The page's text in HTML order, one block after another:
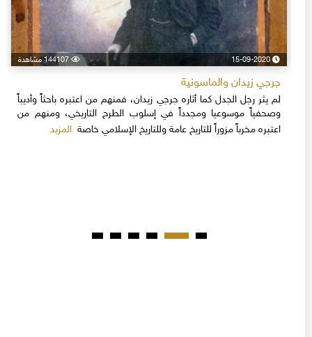
15-09-2020 144107 مشاهدة
جرجي زيدان والماسونية
لم يثر رجل الجدل كما أثاره جرجي زيدان، فمنهم من اعتبره باحثاً وأديباً
وصحفياً موسوعيا ومجدداً في إسلوب الطرح التاريخي، ومنهم من
اعتبره مخرباً مزوراً للتاريخ عامة وللتاريخ الإسلامي خاصةالمزيد